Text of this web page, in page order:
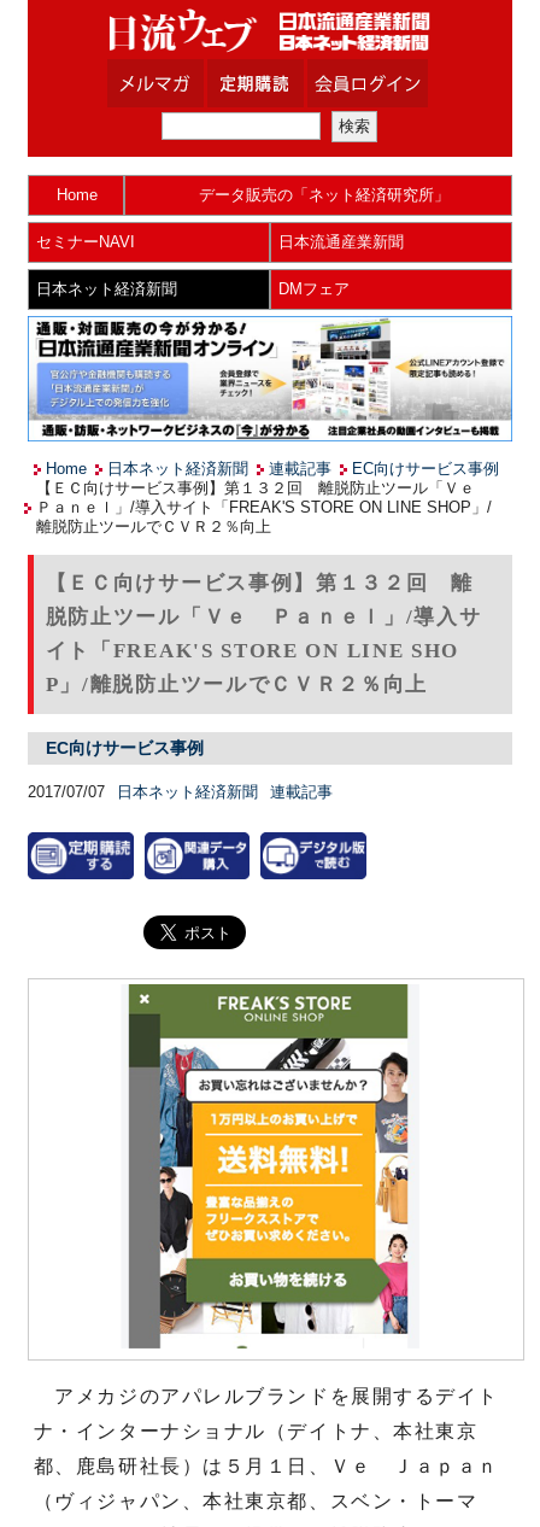
Home データ販売の「ネット経済研究所」
セミナーNAVI 日本流通産業新聞
日本ネット経済新聞 DMフェア
Home 日本ネット経済新聞 連載記事
EC向けサービス事例
【ＥＣ向けサービス事例】第１３２回 離脱防止ツール「Ｖｅ
Ｐａｎｅｌ」/導入サイト「FREAK'S STORE ON LINE SHOP」/
離脱防止ツールでＣＶＲ２％向上
【ＥＣ向けサービス事例】第１３２回 離
脱防止ツール「Ｖｅ Ｐａｎｅｌ」/導入サ
イト「FREAK'S STORE ON LINE SHO
P」/離脱防止ツールでＣＶＲ２％向上
EC向けサービス事例
2017/07/07 日本ネット経済新聞 連載記事
アメカジのアパレルブランドを展開するデイト
ナ・インターナショナル（デイトナ、本社東京
都、鹿島研社長）は５月１日、Ｖｅ Ｊａｐａｎ
（ヴィジャパン、本社東京都、スベン・トーマ